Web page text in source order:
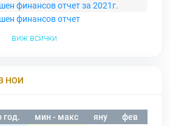
финансов отчет за 2021г.
финансов отчет
виж всички
НОИ
год. мин - макс яну фев